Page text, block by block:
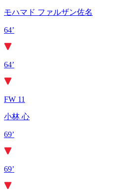
モハマド ファルザン佐名
64’
64’
FW 11
小林 心
69’
69’